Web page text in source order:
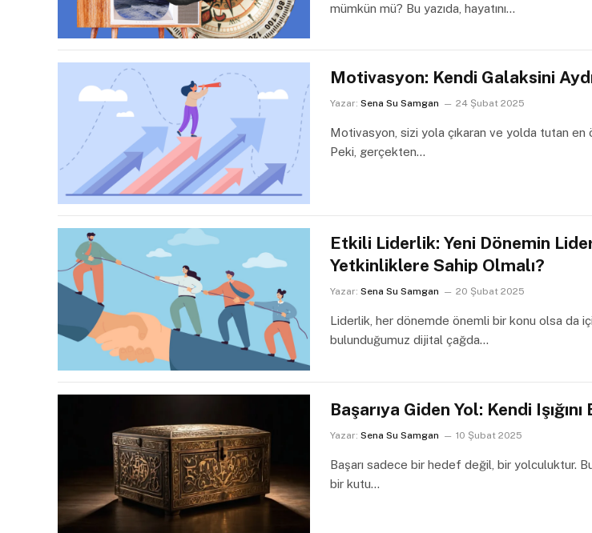
mümkün mü? Bu yazıda, hayatını…
Motivasyon: Kendi Galaksini
Yazar: Sena Su Samgan 24 Şubat 2025
Motivasyon, sizi yola çıkaran ve yolda tutan en
Peki, gerçekten…
Etkili Liderlik: Yeni Dönemin
Yetkinliklere Sahip Olmalı?
Yazar: Sena Su Samgan 20 Şubat 2025
Liderlik, her dönemde önemli bir konu olsa da
bulunduğumuz dijital çağda…
Başarıya Giden Yol: Kendi Işığını
Yazar: Sena Su Samgan 10 Şubat 2025
Başarı sadece bir hedef değil, bir yolculuktur. Bu
bir kutu…